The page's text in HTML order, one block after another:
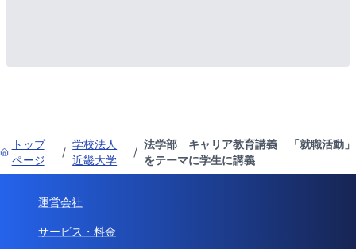
トップ
ページ
/
学校法人
近畿大学
/
法学部 キャリア教育講義 「就職活動」
をテーマに学生に講義
運営会社
サービス・料金